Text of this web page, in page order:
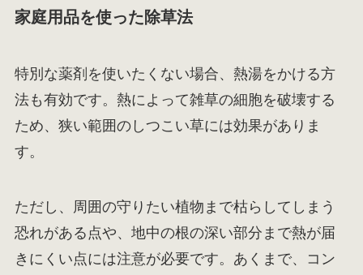
家庭用品を使った除草法
特別な薬剤を使いたくない場合、熱湯をかける方
法も有効です。熱によって雑草の細胞を破壊する
ため、狭い範囲のしつこい草には効果がありま
す。
ただし、周囲の守りたい植物まで枯らしてしまう
恐れがある点や、地中の根の深い部分まで熱が届
きにくい点には注意が必要です。あくまで、コン